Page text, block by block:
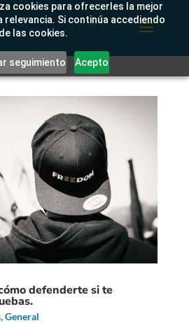
cookies para ofrecerles la mejor
relevancia. Si continúa accediendo
las cookies.
seguimiento Acepto
defenderte si te
,General